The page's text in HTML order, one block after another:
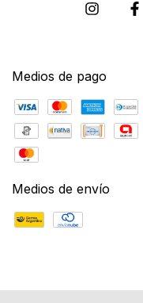
Medios de pago
Medios de envío